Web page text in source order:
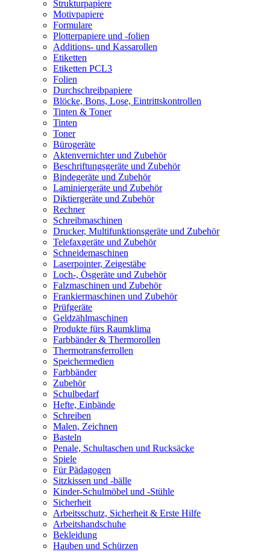
Strukturpapiere
Motivpapiere
Formulare
Plotterpapiere und -folien
Additions- und Kassarollen
Etiketten
Etiketten PCL3
Folien
Durchschreibpapiere
Blöcke, Bons, Lose, Eintrittskontrollen
Tinten & Toner
Tinten
Toner
Bürogeräte
Aktenvernichter und Zubehör
Beschriftungsgeräte und Zubehör
Bindegeräte und Zubehör
Laminiergeräte und Zubehör
Diktiergeräte und Zubehör
Rechner
Schreibmaschinen
Drucker, Multifunktionsgeräte und Zubehör
Telefaxgeräte und Zubehör
Schneidemaschinen
Laserpointer, Zeigestäbe
Loch-, Ösgeräte und Zubehör
Falzmaschinen und Zubehör
Frankiermaschinen und Zubehör
Prüfgeräte
Geldzählmaschinen
Produkte fürs Raumklima
Farbbänder & Thermorollen
Thermotransferrollen
Speichermedien
Farbbänder
Zubehör
Schulbedarf
Hefte, Einbände
Schreiben
Malen, Zeichnen
Basteln
Penale, Schultaschen und Rucksäcke
Spiele
Für Pädagogen
Sitzkissen und -bälle
Kinder-Schulmöbel und -Stühle
Sicherheit
Arbeitsschutz, Sicherheit & Erste Hilfe
Arbeitshandschuhe
Bekleidung
Hauben und Schürzen